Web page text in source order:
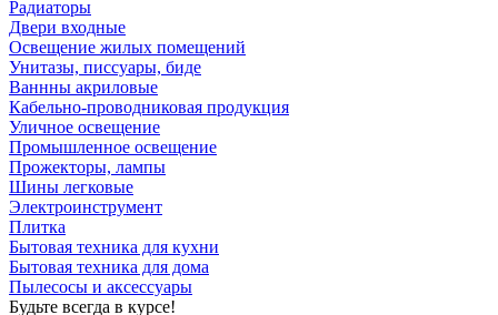
Радиаторы
Двери входные
Освещение жилых помещений
Унитазы, писсуары, биде
Ваннны акриловые
Кабельно-проводниковая продукция
Уличное освещение
Промышленное освещение
Прожекторы, лампы
Шины легковые
Электроинструмент
Плитка
Бытовая техника для кухни
Бытовая техника для дома
Пылесосы и аксессуары
Будьте всегда в курсе!